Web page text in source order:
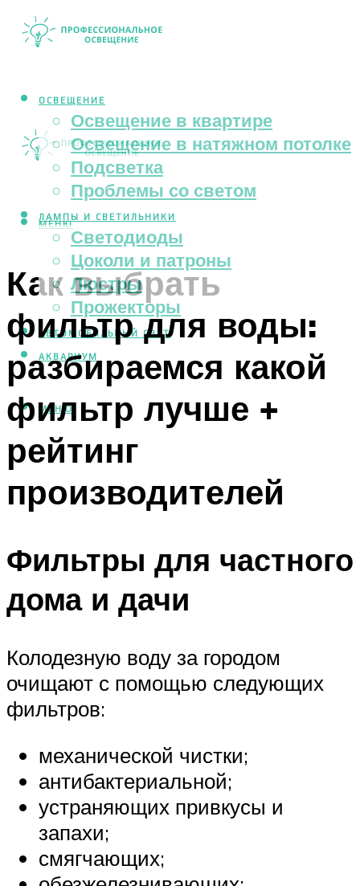
ОСВЕЩЕНИЕ
Освещение в квартире
Освещение в натяжном потолке
Подсветка
Проблемы со светом
ЛАМПЫ И СВЕТИЛЬНИКИ
Светодиоды
Цоколи и патроны
Люстры
Прожекторы
АВТОМОБИЛЬНЫЙ СВЕТ
АКВАРИУМ
МЕНЮ
МЕНЮ
Как выбрать
фильтр для воды:
разбираемся какой
фильтр лучше +
рейтинг
производителей
Фильтры для частного
дома и дачи
Колодезную воду за городом
очищают с помощью следующих
фильтров:
механической чистки;
антибактериальной;
устраняющих привкусы и
запахи;
смягчающих;